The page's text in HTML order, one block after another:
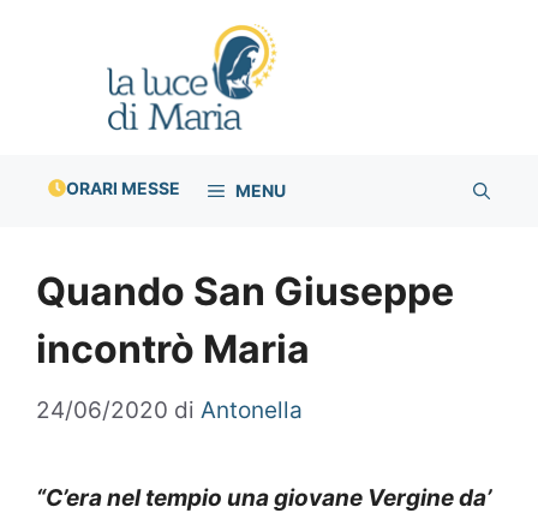
ORARI MESSE MENU
Quando San Giuseppe
incontrò Maria
24/06/2020 di Antonella
“C’era nel tempio una giovane Vergine da’